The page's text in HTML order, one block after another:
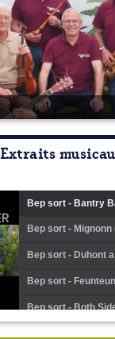
Extraits
Bep sort - Bantry
Bep sort - Mignonn
barc'h)
Bep sort - Duhont
(Hanter Dro)
Bep sort -
(Gavotte
Bep sort - Both